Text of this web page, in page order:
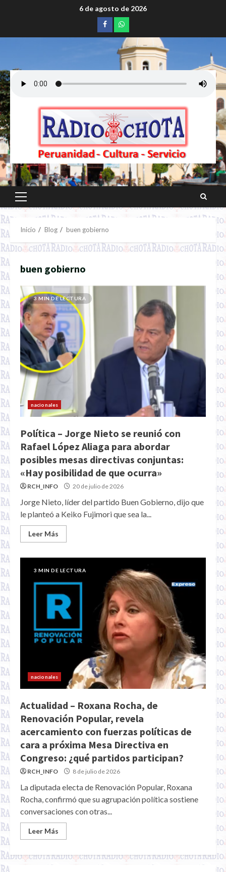
6 de agosto de 2026
Facebookwhatsapp
Menú
principal
Inicio Blog buen gobierno
buen gobierno
3 MIN DE LECTURA
nacionales
Política – Jorge Nieto se reunió con
Rafael López Aliaga para abordar
posibles mesas directivas conjuntas:
«Hay posibilidad de que ocurra»
RCH_INFO 20 de julio de 2026
Jorge Nieto, líder del partido Buen Gobierno, dijo que
le planteó a Keiko Fujimori que sea la...
Leer Más
3 MIN DE LECTURA
nacionales
Actualidad – Roxana Rocha, de
Renovación Popular, revela
acercamiento con fuerzas políticas de
cara a próxima Mesa Directiva en
Congreso: ¿qué partidos participan?
RCH_INFO 8 de julio de 2026
La diputada electa de Renovación Popular, Roxana
Rocha, confirmó que su agrupación política sostiene
conversaciones con otras...
Leer Más